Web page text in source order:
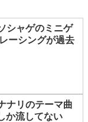
シャゲのミニゲ
ーシングが過去
ナリのテーマ曲
か流してない